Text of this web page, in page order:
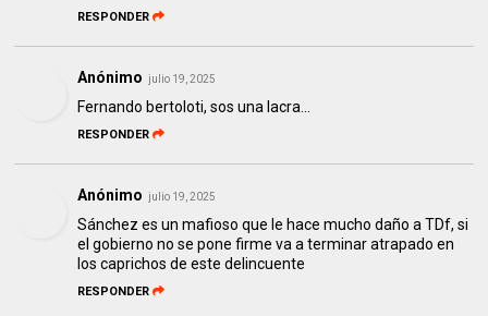
RESPONDER
Anónimo julio 19, 2025
Fernando bertoloti, sos una lacra...
RESPONDER
Anónimo julio 19, 2025
Sánchez es un mafioso que le hace mucho daño a TDf, si
el gobierno no se pone firme va a terminar atrapado en
los caprichos de este delincuente
RESPONDER